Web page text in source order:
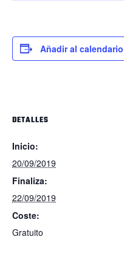
Añadir al calendario
DETALLES
Inicio:
20/09/2019
Finaliza:
22/09/2019
Coste:
Gratuito